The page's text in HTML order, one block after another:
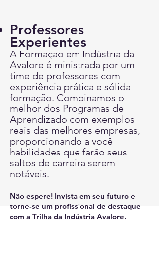
Professores
Experientes
A Formação em Indústria da
Avalore é ministrada por um
time de professores com
experiência prática e sólida
formação. Combinamos o
melhor dos Programas de
Aprendizado com exemplos
reais das melhores empresas,
proporcionando a você
habilidades que farão seus
saltos de carreira serem
notáveis.
Não espere! Invista em seu futuro e
torne-se um profissional de destaque
com a Trilha da Indústria Avalore.